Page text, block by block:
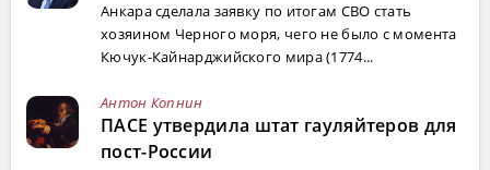
Анкара сделала заявку по итогам СВО стать
хозяином Черного моря, чего не было с момента
Кючук-Кайнарджийского мира (1774...
Антон Копнин
ПАСЕ утвердила штат гауляйтеров для
пост-России